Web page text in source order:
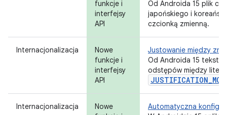
funkcje i
interfejsy
API
Od Androida 15 plik
japońskiego i
czcionką zmienną.
Internacjonalizacja
Nowe
funkcje i
interfejsy
API
Justowanie między
Od Androida 15 tekst
odstępów między
Internacjonalizacja
Nowe
Automatyczna